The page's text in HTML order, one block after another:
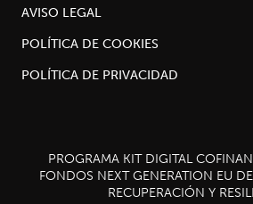
AVISO LEGAL
POLÍTICA DE COOKIES
POLÍTICA DE PRIVACIDAD
PROGRAMA KIT DIGITAL
FONDOS NEXT GENERATION EU
RECUPERACIÓN Y